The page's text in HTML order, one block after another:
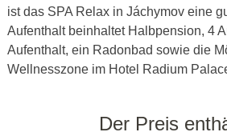
ist das SPA Relax in Jáchymov eine
Aufenthalt beinhaltet Halbpension, 4
Aufenthalt, ein Radonbad sowie die
Wellnesszone im Hotel Radium
Der Preis